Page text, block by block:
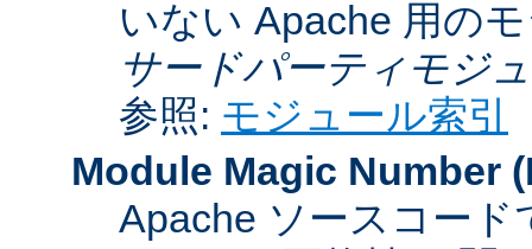
いない Apache 用の
サードパーティモジ
参照: モジュール索引
Module Magic Number (
Apache ソースコー